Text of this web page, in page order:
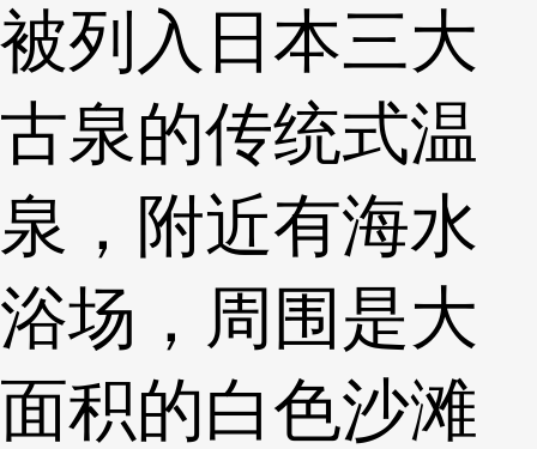
被列入日本三大
古泉的传统式温
泉，附近有海水
浴场，周围是大
面积的白色沙滩